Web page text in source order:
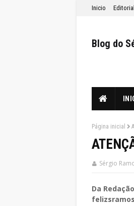
Inicio Editorial
Blog do
Página inicial
Sérgio
Da